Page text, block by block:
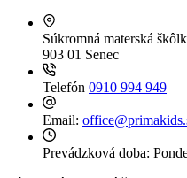
Súkromná materská
903 01 Senec
Telefón 0910 994 949
Email:
Prevádzková doba: